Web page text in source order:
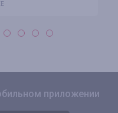
приложении